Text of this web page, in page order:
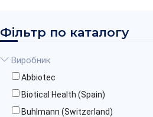
Фільтр по каталогу
Виробник
Abbiotec
Biotical Health (Spain)
Buhlmann (Switzerland)